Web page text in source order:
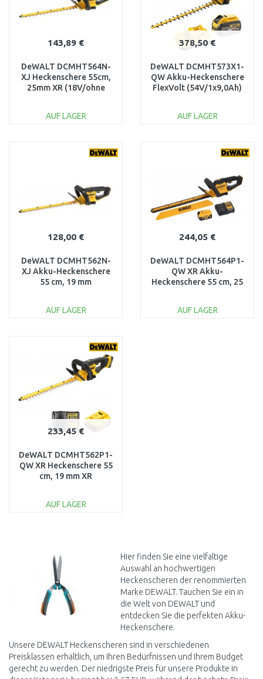
143,89 €
DeWALT DCMHT564N-
XJ Heckenschere 55cm,
25mm XR (18V/ohne
AUF LAGER
378,50 €
DeWALT DCMHT573X1-
QW Akku-Heckenschere
FlexVolt (54V/1x9,0Ah)
AUF LAGER
128,00 €
DeWALT DCMHT562N-
XJ Akku-Heckenschere
55 cm, 19 mm
AUF LAGER
Vergleichen
244,05 €
DeWALT DCMHT564P1-
QW XR Akku-
Heckenschere 55 cm, 25
AUF LAGER
233,45 €
DeWALT DCMHT562P1-
QW XR Heckenschere 55
cm, 19 mm XR
AUF LAGER
Hier finden Sie eine vielfältige
Auswahl an hochwertigen
Heckenscheren der renommierten
Marke DEWALT. Tauchen Sie ein in
die Welt von DEWALT und
entdecken Sie die perfekten Akku-
Heckenschere.
Unsere DEWALT Heckenscheren sind in verschiedenen
Preisklassen erhältlich, um Ihren Bedürfnissen und Ihrem Budget
gerecht zu werden. Der niedrigste Preis für unsere Produkte in